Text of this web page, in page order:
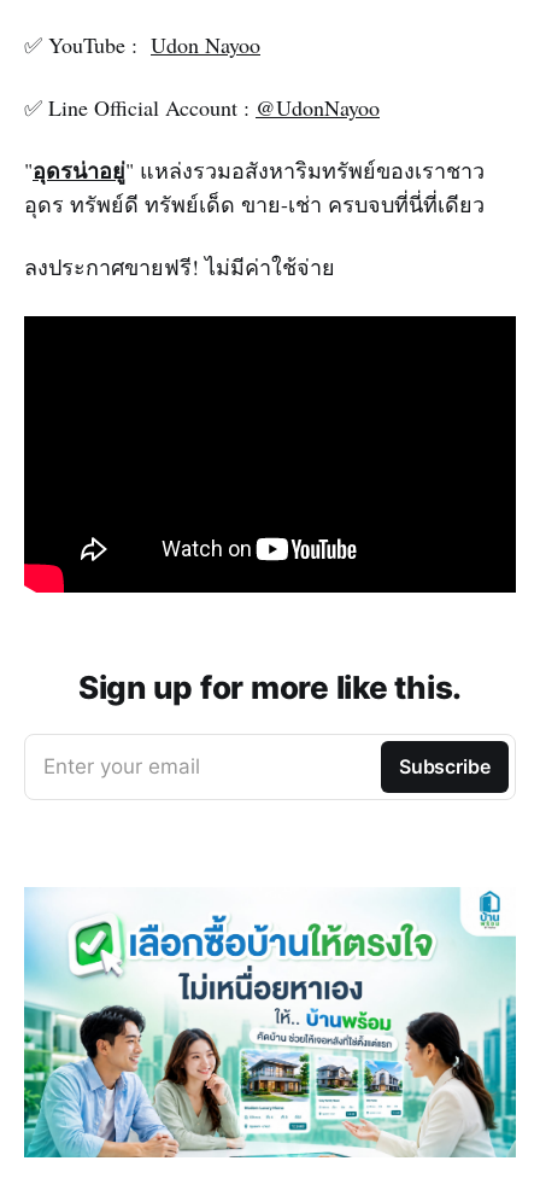
✅ YouTube : Udon Nayoo
✅ Line Official Account : @UdonNayoo
"อุดรน่าอยู่" แหล่งรวมอสังหาริมทรัพย์ของเราชาว
อุดร ทรัพย์ดี ทรัพย์เด็ด ขาย-เช่า ครบจบที่นี่ที่เดียว
ลงประกาศขายฟรี! ไม่มีค่าใช้จ่าย
Sign up for more like this.
Enter your email Subscribe